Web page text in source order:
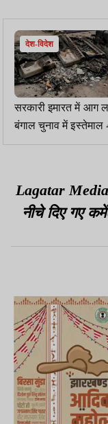
देश-विदेश
सरकारी इमारत में आग
बंगाल चुनाव में इस्तेमाल
EVM जल कर राख
Lagatar
नीचे दिए गए